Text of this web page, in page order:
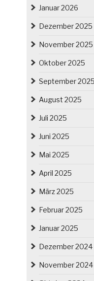
Januar 2026
Dezember 2025
November 2025
Oktober 2025
September 2025
August 2025
Juli 2025
Juni 2025
Mai 2025
April 2025
März 2025
Februar 2025
Januar 2025
Dezember 2024
November 2024